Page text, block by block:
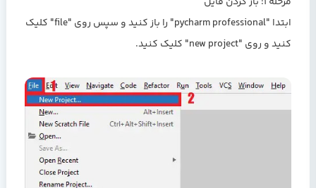
ابتدا "pycharm professional" را باز کنید و سپس روی "file" کلیک
کنید و روی "new project" کلیک کنید.